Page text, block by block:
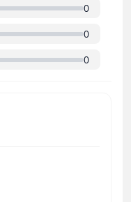
0
0
0